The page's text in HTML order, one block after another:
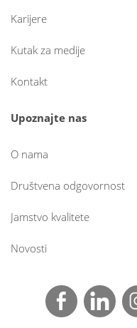
Karijere
Kutak za medije
Kontakt
Upoznajte nas
O nama
Društvena odgovornost
Jamstvo kvalitete
Novosti